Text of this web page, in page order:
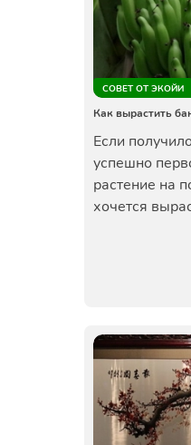
СОВЕТ ОТ ЭКОЙИ
Как вырастить
Если
успешно
растение на
хочется